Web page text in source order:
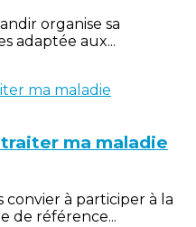
organise sa
adaptée aux...
ma maladie
convier à participer à la
de référence...